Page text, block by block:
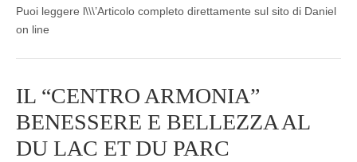
Puoi leggere l\\\’Articolo completo direttamente sul sito di Daniel
on line
IL “CENTRO ARMONIA”
BENESSERE E BELLEZZA AL
DU LAC ET DU PARC